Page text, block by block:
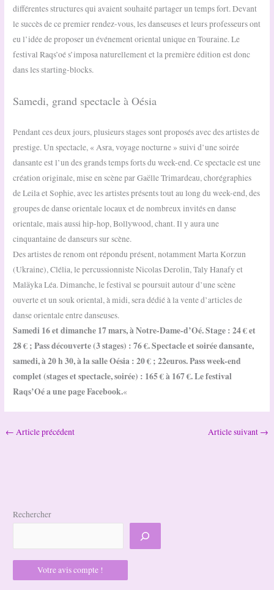
différentes structures qui avaient souhaité partager un temps fort. Devant
le succès de ce premier rendez-vous, les danseuses et leurs professeurs ont
eu l’idée de proposer un événement oriental unique en Touraine. Le
festival Raqs’oé s’imposa naturellement et la première édition est donc
dans les starting-blocks.
Samedi, grand spectacle à Oésia
Pendant ces deux jours, plusieurs stages sont proposés avec des artistes de
prestige. Un spectacle, « Asra, voyage nocturne » suivi d’une soirée
dansante est l’un des grands temps forts du week-end. Ce spectacle est une
création originale, mise en scène par Gaëlle Trimardeau, chorégraphies
de Leila et Sophie, avec les artistes présents tout au long du week-end, des
groupes de danse orientale locaux et de nombreux invités en danse
orientale, mais aussi hip-hop, Bollywood, chant. Il y aura une
cinquantaine de danseurs sur scène.
Des artistes de renom ont répondu présent, notamment Marta Korzun
(Ukraine), Clélia, le percussionniste Nicolas Derolin, Taly Hanafy et
Maläyka Léa. Dimanche, le festival se poursuit autour d’une scène
ouverte et un souk oriental, à midi, sera dédié à la vente d’articles de
danse orientale entre danseuses.
Samedi 16 et dimanche 17 mars, à Notre-Dame-d’Oé. Stage : 24 € et
28 € ; Pass découverte (3 stages) : 76 €. Spectacle et soirée dansante,
samedi, à 20 h 30, à la salle Oésia : 20 € ; 22euros. Pass week-end
complet (stages et spectacle, soirée) : 165 € à 167 €. Le festival
Raqs’Oé a une page Facebook.«
← Article précédent Article suivant →
Rechercher
Votre avis compte !